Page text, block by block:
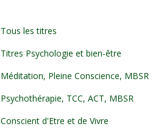
Tous les titres
Titres Psychologie et bien-être
Méditation, Pleine Conscience, MBSR
Psychothérapie, TCC, ACT, MBSR
Conscient d'Etre et de Vivre